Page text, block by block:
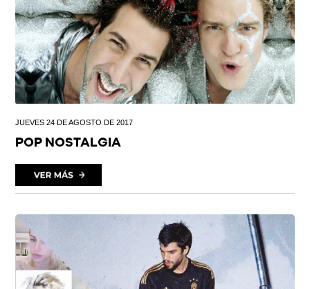
JUEVES 24 DE AGOSTO DE 2017
POP NOSTALGIA